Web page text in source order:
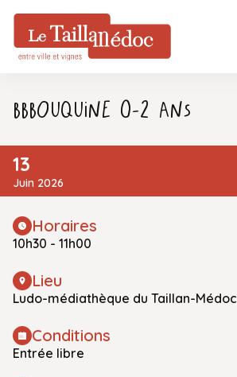
BBBouquine 0-2 ans
13
Juin 2026
Horaires
10h30 - 11h00
Lieu
Ludo-médiathèque du Taillan-Médoc
Conditions
Entrée libre